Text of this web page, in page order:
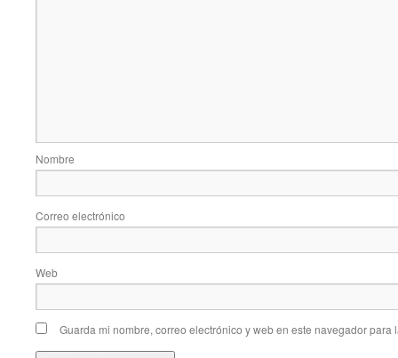
Nombre
Correo electrónico
Web
Guarda mi nombre, correo electrónico y web en este navegador para